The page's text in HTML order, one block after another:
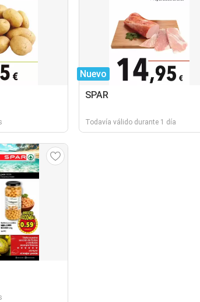
Nuevo
SPAR
Todavía válido durante 1 día